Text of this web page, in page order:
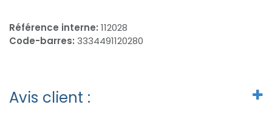
Référence interne: 112028
Code-barres: 3334491120280
Avis client :